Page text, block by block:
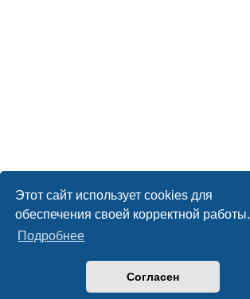
Этот сайт использует cookies для
обеспечения своей корректной работы.
Подробнее
Согласен